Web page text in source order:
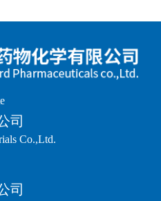
司
Co.,Ltd.
司